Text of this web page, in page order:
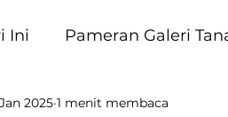
Ini Pameran Galeri
Emas
2025 1 menit membaca